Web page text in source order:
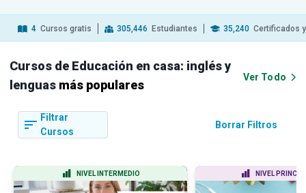
4 Cursos gratis 305,446 Estudiantes 35,240 Certificados
Cursos de Educación en casa: inglés y
lenguas más populares
Ver Todo
Filtrar
Cursos
Borrar Filtros
NIVEL INTERMEDIO NIVEL